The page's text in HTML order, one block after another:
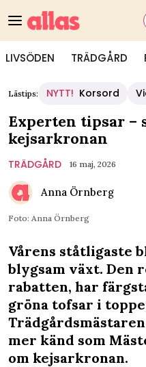
LIVSÖDEN TRÄDGÅRD
Lästips: NYTT! Korsord
Experten tipsar –
kejsarkronan
TRÄDGÅRD 16 maj, 2026
Anna Örnberg
Foto: Anna Örnberg
Vårens ståtligaste
blygsam växt. Den
rabatten, har
gröna tofsar i
mer känd som
om kejsarkronan.